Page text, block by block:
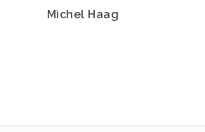
Michel Haag